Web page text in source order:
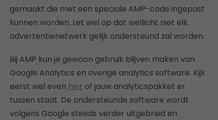
gemaakt die met een speciale AMP-code ingepast
kunnen worden. Let wel op dat wellicht niet elk
advertentienetwerk gelijk ondersteund zal worden.
Bij AMP kun je gewoon gebruik blijven maken van
Google Analytics en overige analytics software. Kijk
eerst wel even hier of jouw analyticspakket er
tussen staat. De ondersteunde software wordt
volgens Google steeds verder uitgebreid en